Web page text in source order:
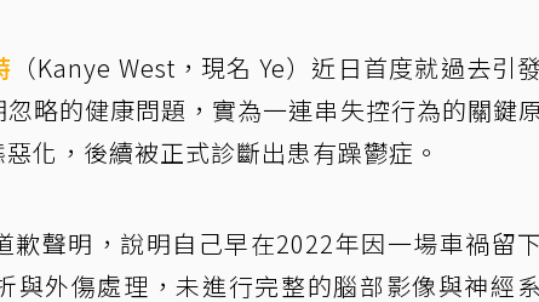
（Kanye West，現名 Ye）近日首度就過去引
略的健康問題，實為一連串失控行為的關鍵
化，後續被正式診斷出患有躁鬱症。
歉聲明，說明自己早在2022年因一場車禍留
與外傷處理，未進行完整的腦部影像與神經